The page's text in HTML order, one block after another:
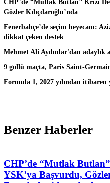
CHP’de “Mutlak Butlan” Krizi
Gözler Kılıçdaroğlu’nda
Fenerbahçe’de seçim heyecanı:
dikkat çeken destek
Mehmet Ali Aydınlar'dan adaylık
9 gollü maçta, Paris Saint-
Formula 1, 2027 yılından
Benzer Haberler
CHP’de “Mutlak
YSK’ya Başvurdu,